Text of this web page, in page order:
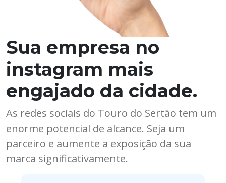
Sua empresa no
instagram mais
engajado da cidade.
As redes sociais do Touro do Sertão tem um
enorme potencial de alcance. Seja um
parceiro e aumente a exposição da sua
marca significativamente.